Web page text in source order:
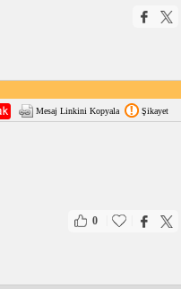
Mesaj Linkini Kopyala Şikayet
0